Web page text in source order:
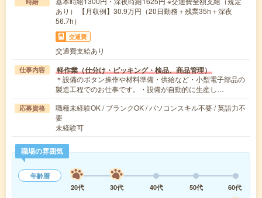
あり） 【月収例】30.9万円（20日勤務＋残業35h＋深夜
56.7h）
交通費
交通費支給あり
仕事内容 軽作業（仕分け・ピッキング・検品、商品管理）
＊設備のボタン操作や材料準備・供給など・小型電子部品の
製造工程でのお仕事です。・設備が自動的に生産し…
応募資格
職種未経験OK / ブランクOK / パソコンスキル不要 / 英語力不
要
未経験可
職場の雰囲気
年齢層
20代
30代 40代 50代
60代